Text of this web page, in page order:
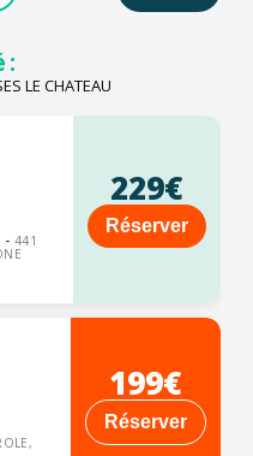
:
LE CHATEAU
-441
229€
Réserver
199€
Réserver